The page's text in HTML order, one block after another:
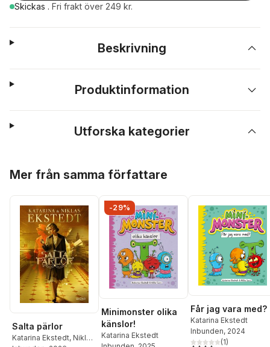
Skickas . Fri frakt över 249 kr.
Beskrivning
Produktinformation
Utforska kategorier
Mer från samma författare
Salta pärlor
Katarina Ekstedt, Niklas
-29%
Minimonster olika
känslor!
Katarina Ekstedt
Får jag vara med?
Katarina Ekstedt
Inbunden, 2024
(1)